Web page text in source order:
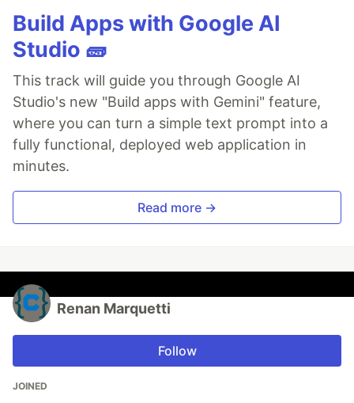
Build Apps with Google AI
Studio 🧱
This track will guide you through Google AI
Studio's new "Build apps with Gemini" feature,
where you can turn a simple text prompt into a
fully functional, deployed web application in
minutes.
Read more →
Renan Marquetti
Follow
JOINED